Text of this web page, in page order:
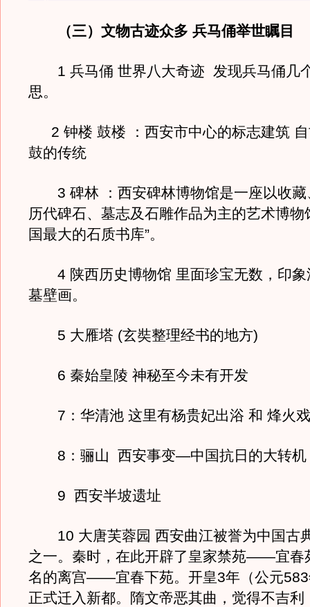
（三）文物古迹众多 兵马俑举世瞩目
1 兵马俑 世界八大奇迹 发现兵马俑几
思。
2 钟楼 鼓楼 ：西安市中心的标志建筑 自
鼓的传统
3 碑林 ：西安碑林博物馆是一座以收藏
历代碑石、墓志及石雕作品为主的艺术博物
国最大的石质书库”。
4 陕西历史博物馆 里面珍宝无数，印象
墓壁画。
5 大雁塔 (玄奘整理经书的地方)
6 秦始皇陵 神秘至今未有开发
7：华清池 这里有杨贵妃出浴 和 烽火
8：骊山 西安事变—中国抗日的大转机
9 西安半坡遗址
10 大唐芙蓉园 西安曲江被誉为中国古
之一。秦时，在此开辟了皇家禁苑——宜春
名的离宫——宜春下苑。开皇3年（公元
正式迁入新都。隋文帝恶其曲，觉得不吉利